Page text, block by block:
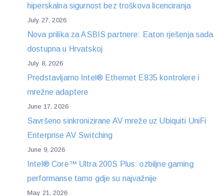
hiperskalna sigurnost bez troškova licenciranja
July 27, 2026
Nova prilika za ASBIS partnere: Eaton rješenja sada
dostupna u Hrvatskoj
July 8, 2026
Predstavljamo Intel® Ethernet E835 kontrolere i
mrežne adaptere
June 17, 2026
Savršeno sinkronizirane AV mreže uz Ubiquiti UniFi
Enterprise AV Switching
June 9, 2026
Intel® Core™ Ultra 200S Plus: ozbiljne gaming
performanse tamo gdje su najvažnije
May 21, 2026